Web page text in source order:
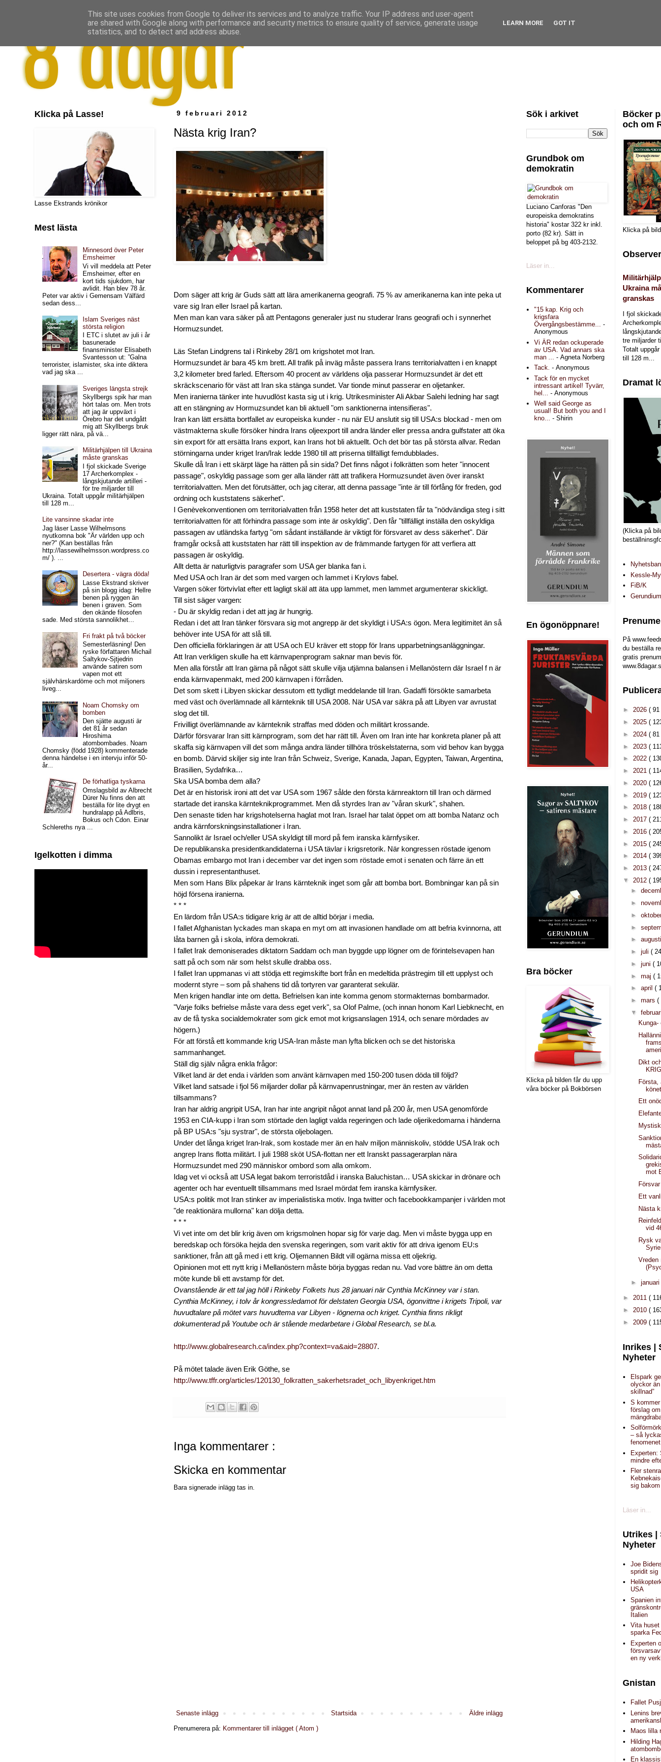
9 februari 2012
Nästa krig Iran?
Dom säger att krig är Guds sätt att lära amerikanerna geografi. 75 % av amerikanerna kan inte peka ut
vare sig Iran eller Israel på kartan.
Men man kan vara säker på att Pentagons generaler just nu studerar Irans geografi och i synnerhet
Hormuzsundet.
Läs Stefan Lindgrens tal i Rinkeby 28/1 om krigshotet mot Iran.
Hormuzsundet är bara 45 km brett. All trafik på inväg måste passera Irans territorialvatten i en knappt
3,2 kilometer bred farled. Eftersom 40 procent av världens olja passerar Hormuzsundet är det ett
skräckscenario för väst att Iran ska stänga sundet. Var tionde minut passerar en oljetanker.
Men iranierna tänker inte huvudlöst kasta sig ut i krig. Utrikesminister Ali Akbar Salehi ledning har sagt
att en stängning av Hormuzsundet kan bli aktuell "om sanktionerna intensifieras".
Iran kan lätt ersätta bortfallet av europeiska kunder - nu när EU anslutit sig till USA:s blockad - men om
västmakterna skulle försöker hindra Irans oljeexport till andra länder eller pressa andra gulfstater att öka
sin export för att ersätta Irans export, kan Irans hot bli aktuellt. Och det bör tas på största allvar. Redan
störningarna under kriget Iran/Irak ledde 1980 till att priserna tillfälligt femdubblades.
Skulle då Iran i ett skärpt läge ha rätten på sin sida? Det finns något i folkrätten som heter "innocent
passage", oskyldig passage som ger alla länder rätt att trafikera Hormuzsundet även över iranskt
territorialvatten. Men det förutsätter, och jag citerar, att denna passage "inte är till förfång för freden, god
ordning och kuststatens säkerhet".
I Genèvekonventionen om territorialvatten från 1958 heter det att kuststaten får ta "nödvändiga steg i sitt
territorialvatten för att förhindra passage som inte är oskyldig". Den får "tillfälligt inställa den oskyldiga
passagen av utländska fartyg "om sådant inställande är viktigt för försvaret av dess säkerhet". Där
framgår också att kuststaten har rätt till inspektion av de främmande fartygen för att verfiera att
passagen är oskyldig.
Allt detta är naturligtvis paragrafer som USA ger blanka fan i.
Med USA och Iran är det som med vargen och lammet i Krylovs fabel.
Vargen söker förtvivlat efter ett lagligt skäl att äta upp lammet, men lammet argumenterar skickligt.
Till sist säger vargen:
- Du är skyldig redan i det att jag är hungrig.
Redan i det att Iran tänker försvara sig mot angrepp är det skyldigt i USA:s ögon. Mera legitimitet än så
behöver inte USA för att slå till.
Den officiella förklaringen är att USA och EU kräver ett stopp för Irans upparbetningsanläggningar.
Att Iran verkligen skulle ha ett kärnvapenprogram saknar man bevis för.
Men alla förstår att Iran gärna på något sätt skulle vilja utjämna balansen i Mellanöstern där Israel f n är
enda kärnvapenmakt, med 200 kärnvapen i förråden.
Det som skett i Libyen skickar dessutom ett tydligt meddelande till Iran. Gadaffi försökte samarbeta
med väst och överlämnade all kärnteknik till USA 2008. När USA var säkra på att Libyen var avrustat
slog det till.
Frivilligt överlämnande av kärnteknik straffas med döden och militärt krossande.
Därför försvarar Iran sitt kärnprogram, som det har rätt till. Även om Iran inte har konkreta planer på att
skaffa sig kärnvapen vill det som många andra länder tillhöra tröskelstaterna, som vid behov kan bygga
en bomb. Därvid skiljer sig inte Iran från Schweiz, Sverige, Kanada, Japan, Egypten, Taiwan, Argentina,
Brasilien, Sydafrika…
Ska USA bomba dem alla?
Det är en historisk ironi att det var USA som 1967 sålde den första kärnreaktorn till Iran och därmed
startade det iranska kärnteknikprogrammet. Men då styrdes Iran av "våran skurk", shahen.
Den senaste tiden har krigshotelserna haglat mot Iran. Israel har talat öppet om att bomba Natanz och
andra kärnforskningsinstallationer i Iran.
Sannolikt är Israel och/eller USA skyldigt till mord på fem iranska kärnfysiker.
De republikanska presidentkandidaterna i USA tävlar i krigsretorik. När kongressen röstade igenom
Obamas embargo mot Iran i december var det ingen som röstade emot i senaten och färre än ett
dussin i representanthuset.
Men som Hans Blix påpekar är Irans kärnteknik inget som går att bomba bort. Bombningar kan på sin
höjd försena iranierna.
* * *
En lärdom från USA:s tidigare krig är att de alltid börjar i media.
I fallet Afghanistan lyckades man skapa en myt om att invasionen handlade om att befria kvinnorna, att
låta barnen gå i skola, införa demokrati.
I fallet Irak demoniserades diktatorn Saddam och man byggde upp lögner om de förintelsevapen han
satt på och som när som helst skulle drabba oss.
I fallet Iran uppmanas vi att stödja ett regimskifte bort från en medeltida prästregim till ett upplyst och
modernt styre – som på shahens tid då tortyren var garanterat sekulär.
Men krigen handlar inte om detta. Befrielsen kan inte komma genom stormakternas bombarmador.
"Varje folks befrielse måste vara dess eget verk", sa Olof Palme, (och innan honom Karl Liebknecht, en
av de få tyska socialdemokrater som gick emot mot krigsanslagen 1914, och senare mördades av
högern.)
För att förstå ett kommande krig USA-Iran måste man lyfta blicken och se det historiska
sammanhanget.
Ställ dig själv några enkla frågor:
Vilket land är det enda i världen som använt kärnvapen med 150-200 tusen döda till följd?
Vilket land satsade i fjol 56 miljarder dollar på kärnvapenrustningar, mer än resten av världen
tillsammans?
Iran har aldrig angripit USA, Iran har inte angripit något annat land på 200 år, men USA genomförde
1953 en CIA-kupp i Iran som störtade den lagligt valda regeringen och lade oljerikedomarna i händerna
på BP USA:s "sju systrar", de största oljebolagen.
Under det långa kriget Iran-Irak, som kostade mer än en halv miljon människoliv, stödde USA Irak och
angrep Irans flotta militärt. I juli 1988 sköt USA-flottan ner ett Iranskt passagerarplan nära
Hormuzsundet med 290 människor ombord som alla omkom.
Idag vet vi också att USA legat bakom terroristdåd i iranska Baluchistan… USA skickar in drönare och
agenter och har eventuellt tillsammans med Israel mördat fem iranska kärnfysiker.
USA:s politik mot Iran stinker av imperialistiska motiv. Inga twitter och facebookkampanjer i världen mot
"de reaktionära mullorna" kan dölja detta.
* * *
Vi vet inte om det blir krig även om krigsmolnen hopar sig för varje dag. Men vi måste bygga upp en
beredskap och försöka hejda den svenska regeringen, som varit aktiv för att driva igenom EU:s
sanktioner, från att gå med i ett krig. Oljemannen Bildt vill ogärna missa ett oljekrig.
Opinionen mot ett nytt krig i Mellanöstern måste börja byggas redan nu. Vad vore bättre än om detta
möte kunde bli ett avstamp för det.
Ovanstående är ett tal jag höll i Rinkeby Folkets hus 28 januari när Cynthia McKinney var i stan.
Cynthia McKinney, i tolv år kongressledamot för delstaten Georgia USA, ögonvittne i krigets Tripoli, var
huvudtalare på mötet vars huvudtema var Libyen - lögnerna och kriget. Cynthia finns rikligt
dokumenterad på Youtube och är stående medarbetare i Global Research, se bl.a.
http://www.globalresearch.ca/index.php?context=va&aid=28807.
På mötet talade även Erik Göthe, se
http://www.tffr.org/articles/120130_folkratten_sakerhetsradet_och_libyenkriget.htm
Inga kommentarer :
Skicka en kommentar
Bara signerade inlägg tas in.
Senaste inlägg Äldre inlägg
Startsida
Prenumerera på: Kommentarer till inlägget ( Atom )
Klicka på Lasse!
Lasse Ekstrands krönikor
Mest lästa
Minnesord över Peter
Emsheimer
Vi vill meddela att Peter
Emsheimer, efter en
kort tids sjukdom, har
avlidit. Han blev 78 år.
Peter var aktiv i Gemensam Välfärd
sedan dess...
Islam Sveriges näst
största religion
I ETC i slutet av juli i år
basunerade
finansminister Elisabeth
Svantesson ut: ”Galna
terrorister, islamister, ska inte diktera
vad jag ska ...
Sveriges längsta strejk
Skyllbergs spik har man
hört talas om. Men trots
att jag är uppväxt i
Örebro har det undgått
mig att Skyllbergs bruk
ligger rätt nära, på vä...
Militärhjälpen till Ukraina
måste granskas
I fjol skickade Sverige
17 Archerkomplex -
långskjutande artilleri -
för tre miljarder till
Ukraina. Totalt uppgår militärhjälpen
till 128 m...
Lite vansinne skadar inte
Jag läser Lasse Wilhelmsons
nyutkomna bok "Är världen upp och
ner?" (Kan beställas från
http://lassewilhelmsson.wordpress.co
m/ ). ...
Desertera - vägra döda!
Lasse Ekstrand skriver
på sin blogg idag: Hellre
benen på ryggen än
benen i graven. Som
den okände filosofen
sade. Med största sannolikhet...
Fri frakt på två böcker
Semesterläsning! Den
ryske författaren Michail
Saltykov-Sjtjedrin
använde satiren som
vapen mot ett
självhärskardöme och mot miljoners
liveg...
Noam Chomsky om
bomben
Den sjätte augusti är
det 81 år sedan
Hiroshima
atombombades. Noam
Chomsky (född 1928) kommenterade
denna händelse i en intervju inför 50-
år...
De förhatliga tyskarna
Omslagsbild av Albrecht
Dürer Nu finns den att
beställa för lite drygt en
hundralapp på Adlbris,
Bokus och Cdon. Einar
Schlereths nya ...
Igelkotten i dimma
Sök i arkivet
Grundbok om
demokratin
Luciano Canforas "Den
europeiska demokratins
historia" kostar 322 kr inkl.
porto (82 kr). Sätt in
beloppet på bg 403-2132.
Läser in...
Kommentarer
"15 kap. Krig och
krigsfara
Övergångsbestämme... -
Anonymous
Vi ÄR redan ockuperade
av USA. Vad annars ska
man ...
- Agneta Norberg
Tack. - Anonymous
Tack för en mycket
intressant artikel! Tyvärr,
hel...
- Anonymous
Well said George as
usual! But both you and I
kno... - Shirin
En ögonöppnare!
Bra böcker
Klicka på bilden får du upp
våra böcker på Bokbörsen
Böcker
och om
Klicka på
Ukraina
granskas
I fjol
tre miljarder
Totalt
till 128 m...
Dramat
(Klicka på
Kessle-
FiB/K
På
du beställa
gratis
► 2026 ( 91
► 2025 (
► 2024 ( 81
► 2023 (
► 2022 (
► 2021 (
► 2020 (
► 2019 (
► 2018 (
► 2017 (
► 2016 (
► 2015 (
► 2014 (
► 2013 (
▼ 2012 (
►
►
►
►
►
► juli (
► juni (
► maj (
► april (
► mars (
▼
Dikt
Första,
Ett
mot
Ett
Nästa
vid
Rysk
Vreden
► januari
► 2011 (
► 2010 (
► 2009 (
Inrikes |
Nyheter
Elspark
olyckor
skillnad”
S
förslag
– så
fenomenet
Experten:
mindre
Fler
sig bakom
Läser in...
Utrikes |
Nyheter
Joe
spridit sig
USA
Spanien
Italien
Vita
sparka
Experten
en ny
Gnistan
Fallet
Lenins
Maos lilla
Hilding
En
This site uses cookies from Google to deliver its services and to analyze traffic. Your IP address and user-agent
are shared with Google along with performance and security metrics to ensure quality of service, generate usage
statistics, and to detect and address abuse.
LEARN MORE GOT IT